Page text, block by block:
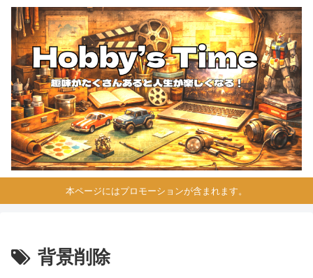
本ページにはプロモーションが含まれます。
背景削除